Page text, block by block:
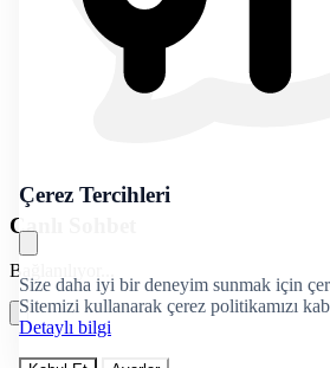
Çerez Tercihleri
Size daha iyi bir deneyim sunmak için
Sitemizi kullanarak çerez politikamızı
Detaylı bilgi
Canlı Sohbet
Bağlanılıyor...